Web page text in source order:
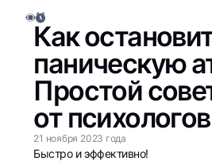
Как
паническую
Простой
от психологов
21 ноября 2023 года
Быстро и эффективно!